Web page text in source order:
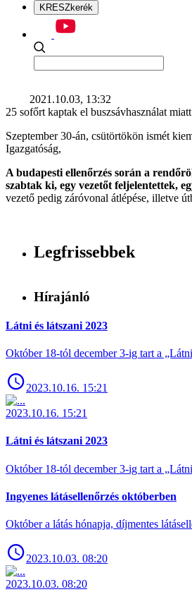
KRESZkerék
2021.10.03, 13:32
25 sofőrt kaptak el buszsávhasználat
Szeptember 30-án, csütörtökön ismét
Igazgatóság,
A budapesti ellenőrzés során a
szabtak ki, egy vezetőt feljelentettek,
vezető pedig záróvonal átlépése, illetve
Legfrissebbek
Hírajánló
Látni és látszani 2023
Október 18-tól december 3-ig tart a
2023.10.16. 15:21
2023.10.16. 15:21
Látni és látszani 2023
Október 18-tól december 3-ig tart a
Ingyenes látásellenőrzés októberben
Október a látás hónapja, díjmentes
2023.10.03. 08:20
2023.10.03. 08:20